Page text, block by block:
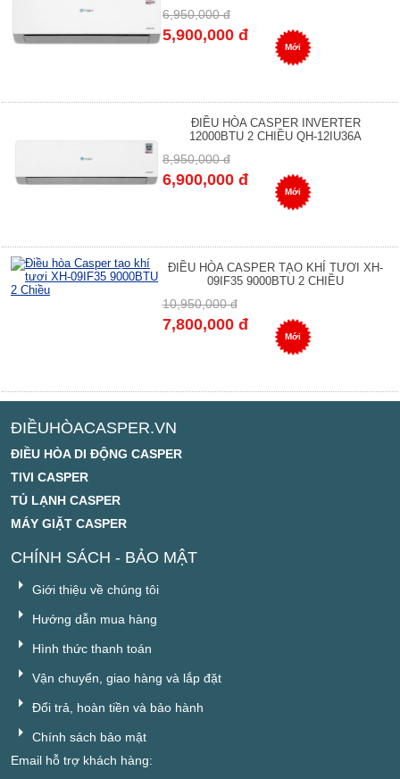
6,950,000 đ
5,900,000 đ
Mới
ĐIỀU HÒA CASPER INVERTER
12000BTU 2 CHIỀU QH-12IU36A
8,950,000 đ
6,900,000 đ
Mới
ĐIỀU HÒA CASPER TẠO KHÍ TƯƠI XH-
09IF35 9000BTU 2 CHIỀU
10,950,000 đ
7,800,000 đ
Mới
ĐIỀUHÒACASPER.VN
ĐIỀU HÒA DI ĐỘNG CASPER
TIVI CASPER
TỦ LẠNH CASPER
MÁY GIẶT CASPER
CHÍNH SÁCH - BẢO MẬT
Giới thiệu về chúng tôi
Hướng dẫn mua hàng
Hình thức thanh toán
Vận chuyển, giao hàng và lắp đặt
Đổi trả, hoàn tiền và bảo hành
Chính sách bảo mật
Email hỗ trợ khách hàng: